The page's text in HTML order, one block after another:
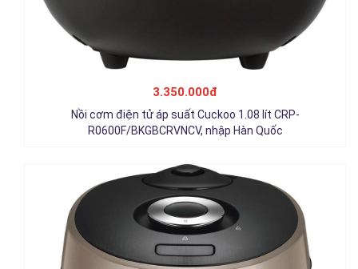
3.350.000đ
Nồi cơm điện tử áp suất Cuckoo 1.08 lít CRP-
R0600F/BKGBCRVNCV, nhập Hàn Quốc
Nồi cơm điện tử áp suất Cuckoo 1.8 lít CRP-PK1000S, nhập
Chi tiết